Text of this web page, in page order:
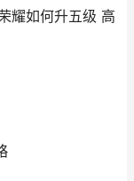
耀如何升五级 高